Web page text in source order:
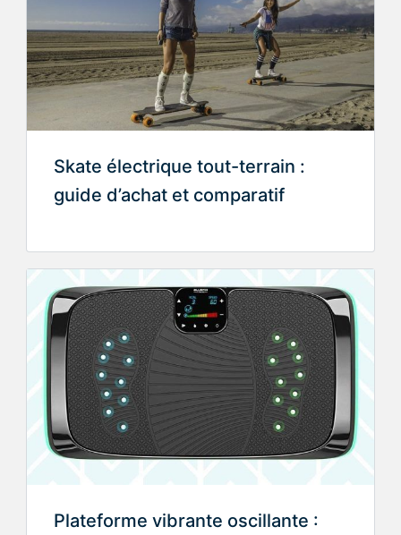
Skate électrique tout-terrain :
guide d’achat et comparatif
Plateforme vibrante oscillante :